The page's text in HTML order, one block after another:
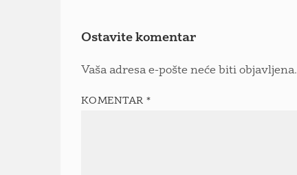
Ostavite komentar
Vaša adresa e-pošte neće biti objavljena.
KOMENTAR *